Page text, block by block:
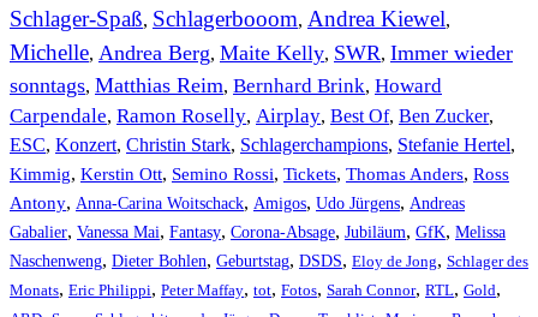
Schlager-Spaß, Schlagerbooom, Andrea Kiewel,
Michelle, Andrea Berg, Maite Kelly, SWR, Immer wieder
sonntags, Matthias Reim, Bernhard Brink, Howard
Carpendale, Ramon Roselly, Airplay, Best Of, Ben Zucker,
ESC, Konzert, Christin Stark, Schlagerchampions, Stefanie Hertel,
Kimmig, Kerstin Ott, Semino Rossi, Tickets, Thomas Anders, Ross
Antony, Anna-Carina Woitschack, Amigos, Udo Jürgens, Andreas
Gabalier, Vanessa Mai, Fantasy, Corona-Absage, Jubiläum, GfK, Melissa
Naschenweng, Dieter Bohlen, Geburtstag, DSDS, Eloy de Jong, Schlager des
Monats, Eric Philippi, Peter Maffay, tot, Fotos, Sarah Connor, RTL, Gold,